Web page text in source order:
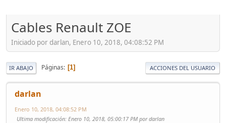
Cables Renault ZOE
Iniciado por darlan, Enero 10, 2018, 04:08:52 PM
IR ABAJO Páginas 1 ACCIONES DEL USUARIO
darlan
Enero 10, 2018, 04:08:52 PM
Ultima modificación: Enero 10, 2018, 05:00:17 PM por darlan